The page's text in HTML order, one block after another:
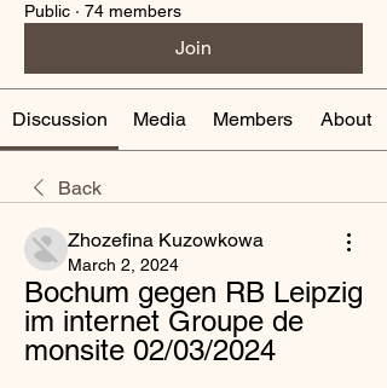
Public · 74 members
Join
Discussion Media Members About
Back
Zhozefina Kuzowkowa
March 2, 2024
Bochum gegen RB Leipzig
im internet Groupe de
monsite 02/03/2024